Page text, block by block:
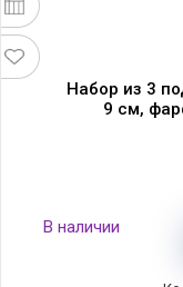
Набор из 3
9 см,